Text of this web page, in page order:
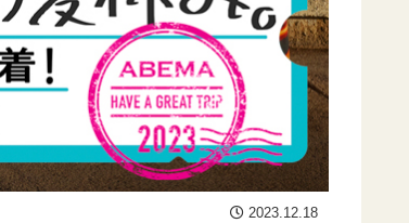
2023.12.18